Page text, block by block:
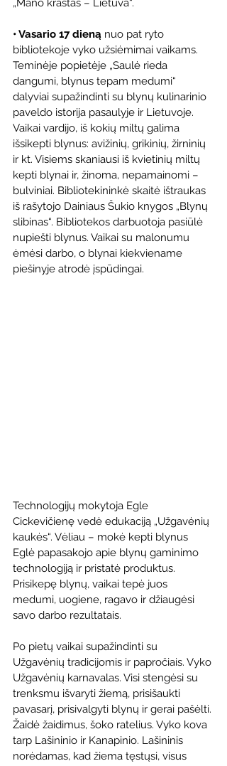
„Mano kraštas – Lietuva“.
• Vasario 17 dieną nuo pat ryto
bibliotekoje vyko užsiėmimai vaikams.
Teminėje popietėje „Saulė rieda
dangumi, blynus tepam medumi“
dalyviai supažindinti su blynų kulinarinio
paveldo istorija pasaulyje ir Lietuvoje.
Vaikai vardijo, iš kokių miltų galima
išsikepti blynus: avižinių, grikinių, žirninių
ir kt. Visiems skaniausi iš kvietinių miltų
kepti blynai ir, žinoma, nepamainomi –
bulviniai. Bibliotekininkė skaitė ištraukas
iš rašytojo Dainiaus Šukio knygos „Blynų
slibinas“. Bibliotekos darbuotoja pasiūlė
nupiešti blynus. Vaikai su malonumu
ėmėsi darbo, o blynai kiekviename
piešinyje atrodė įspūdingai.
Technologijų mokytoja Egle
Cickevičienę vedė edukaciją „Užgavėnių
kaukės“. Vėliau – mokė kepti blynus
Eglė papasakojo apie blynų gaminimo
technologiją ir pristatė produktus.
Prisikepę blynų, vaikai tepė juos
medumi, uogiene, ragavo ir džiaugėsi
savo darbo rezultatais.
Po pietų vaikai supažindinti su
Užgavėnių tradicijomis ir papročiais. Vyko
Užgavėnių karnavalas. Visi stengėsi su
trenksmu išvaryti žiemą, prisišaukti
pavasarį, prisivalgyti blynų ir gerai pašėlti.
Žaidė žaidimus, šoko ratelius. Vyko kova
tarp Lašininio ir Kanapinio. Lašininis
norėdamas, kad žiema tęstųsi, visus